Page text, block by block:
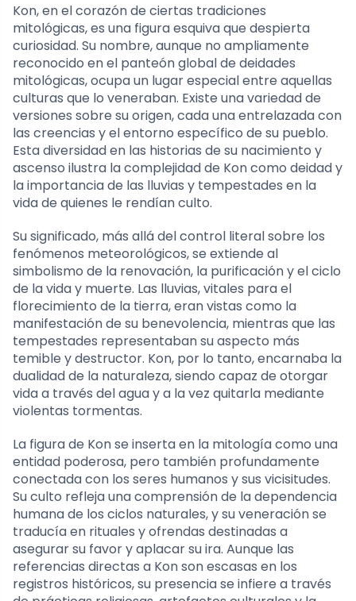
Kon, en el corazón de ciertas tradiciones
mitológicas, es una figura esquiva que despierta
curiosidad. Su nombre, aunque no ampliamente
reconocido en el panteón global de deidades
mitológicas, ocupa un lugar especial entre aquellas
culturas que lo veneraban. Existe una variedad de
versiones sobre su origen, cada una entrelazada con
las creencias y el entorno específico de su pueblo.
Esta diversidad en las historias de su nacimiento y
ascenso ilustra la complejidad de Kon como deidad y
la importancia de las lluvias y tempestades en la
vida de quienes le rendían culto.
Su significado, más allá del control literal sobre los
fenómenos meteorológicos, se extiende al
simbolismo de la renovación, la purificación y el ciclo
de la vida y muerte. Las lluvias, vitales para el
florecimiento de la tierra, eran vistas como la
manifestación de su benevolencia, mientras que las
tempestades representaban su aspecto más
temible y destructor. Kon, por lo tanto, encarnaba la
dualidad de la naturaleza, siendo capaz de otorgar
vida a través del agua y a la vez quitarla mediante
violentas tormentas.
La figura de Kon se inserta en la mitología como una
entidad poderosa, pero también profundamente
conectada con los seres humanos y sus vicisitudes.
Su culto refleja una comprensión de la dependencia
humana de los ciclos naturales, y su veneración se
traducía en rituales y ofrendas destinadas a
asegurar su favor y aplacar su ira. Aunque las
referencias directas a Kon son escasas en los
registros históricos, su presencia se infiere a través